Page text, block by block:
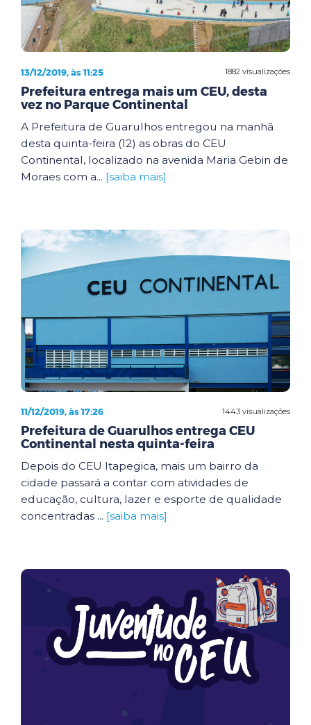
1882 visualizações
13/12/2019, às 11:25
Prefeitura entrega mais um CEU, desta
vez no Parque Continental
A Prefeitura de Guarulhos entregou na manhã
desta quinta-feira (12) as obras do CEU
Continental, localizado na avenida Maria Gebin de
Moraes com a... [saiba mais]
1443 visualizações
11/12/2019, às 17:26
Prefeitura de Guarulhos entrega CEU
Continental nesta quinta-feira
Depois do CEU Itapegica, mais um bairro da
cidade passará a contar com atividades de
educação, cultura, lazer e esporte de qualidade
concentradas ... [saiba mais]